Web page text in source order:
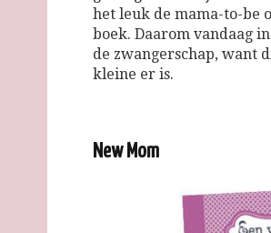
het leuk de mama-to-be
boek. Daarom vandaag
de zwangerschap, want
kleine er is.
New Mom